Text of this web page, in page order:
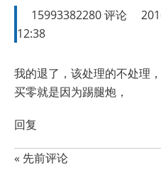
15993382280评论
12:38
我的退了，该处理的不处理
买零就是因为踢腿炮，
回复
« 先前评论